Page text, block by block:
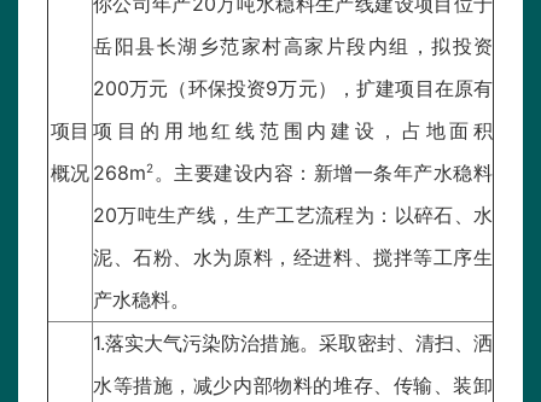
项目
概况
岳阳县长湖乡范家村高家片段内组，拟投资
200万元（环保投资9万元），扩建项目在原有
项目的用地红线范围内建设，占地面积
268m2。主要建设内容：新增一条年产水稳料
20万吨生产线，生产工艺流程为：以碎石、水
泥、石粉、水为原料，经进料、搅拌等工序生
产水稳料。
1.落实大气污染防治措施。采取密封、清扫、洒
水等措施，减少内部物料的堆存、传输、装卸